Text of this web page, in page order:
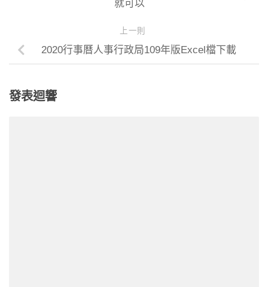
就可以
上一則
2020行事曆人事行政局109年版Excel檔下載
發表迴響